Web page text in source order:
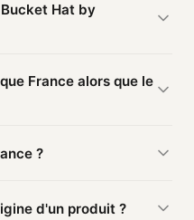
Hat by
de Quiksilver est
information est basée sur
France alors que le
lieu de fabrication. Une
?
fabriqués ailleurs.
d'un produit ?